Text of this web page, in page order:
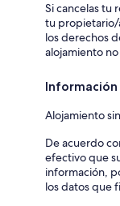
Si cancelas tu
tu propietario/
los derechos
alojamiento
Alojamiento
De acuerdo
efectivo que
información,
los datos que